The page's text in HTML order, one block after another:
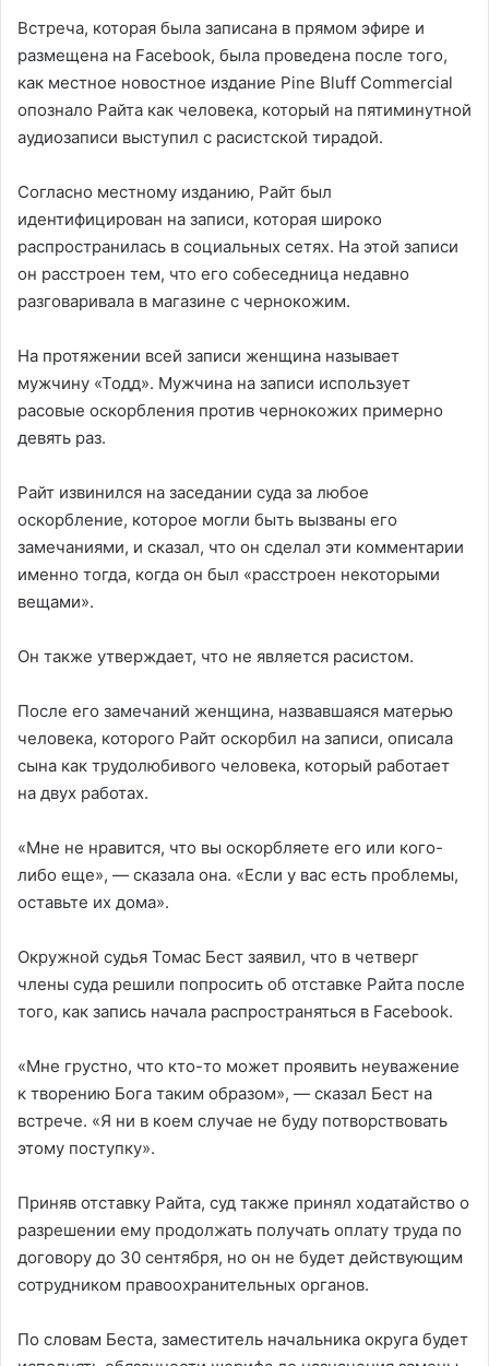
Встреча, которая была записана в прямом эфире и
размещена на Facebook, была проведена после того,
как местное новостное издание Pine Bluff Commercial
опознало Райта как человека, который на пятиминутной
аудиозаписи выступил с расистской тирадой.
Согласно местному изданию, Райт был
идентифицирован на записи, которая широко
распространилась в социальных сетях. На этой записи
он расстроен тем, что его собеседница недавно
разговаривала в магазине с чернокожим.
На протяжении всей записи женщина называет
мужчину «Тодд». Мужчина на записи использует
расовые оскорбления против чернокожих примерно
девять раз.
Райт извинился на заседании суда за любое
оскорбление, которое могли быть вызваны его
замечаниями, и сказал, что он сделал эти комментарии
именно тогда, когда он был «расстроен некоторыми
вещами».
Он также утверждает, что не является расистом.
После его замечаний женщина, назвавшаяся матерью
человека, которого Райт оскорбил на записи, описала
сына как трудолюбивого человека, который работает
на двух работах.
«Мне не нравится, что вы оскорбляете его или кого-
либо еще», — сказала она. «Если у вас есть проблемы,
оставьте их дома».
Окружной судья Томас Бест заявил, что в четверг
члены суда решили попросить об отставке Райта после
того, как запись начала распространяться в Facebook.
«Мне грустно, что кто-то может проявить неуважение
к творению Бога таким образом», — сказал Бест на
встрече. «Я ни в коем случае не буду потворствовать
этому поступку».
Приняв отставку Райта, суд также принял ходатайство о
разрешении ему продолжать получать оплату труда по
договору до 30 сентября, но он не будет действующим
сотрудником правоохранительных органов.
По словам Беста, заместитель начальника округа будет